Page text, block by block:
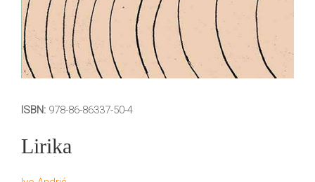
pozornica
A5
Hommage
Portreti
KNJIŽARA
TREĆE
ISBN: 978-86-86337-50-4
Lirika